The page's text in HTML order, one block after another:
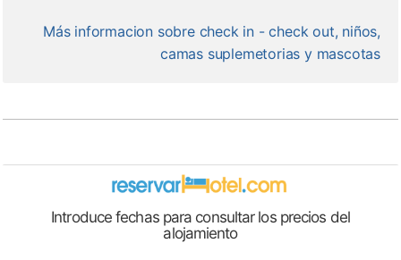
Más informacion sobre check in - check out, niños,
camas suplemetorias y mascotas
Introduce fechas para consultar los precios del
alojamiento